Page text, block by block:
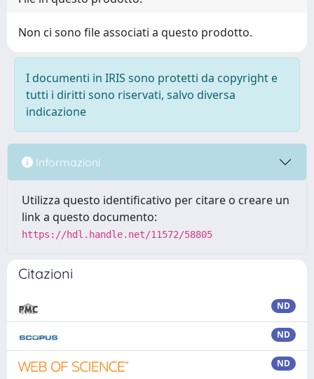
Non ci sono file associati a questo prodotto.
I documenti in IRIS sono protetti da copyright e
tutti i diritti sono riservati, salvo diversa
indicazione
Informazioni
Utilizza questo identificativo per citare o creare un
link a questo documento:
https://hdl.handle.net/11572/58805
Citazioni
ND
ND
ND